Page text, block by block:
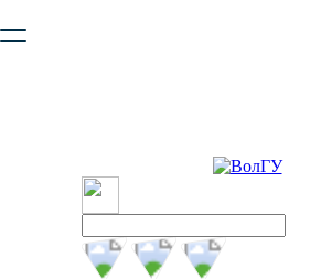
безопасную работу с сайтом. Пожалуйста